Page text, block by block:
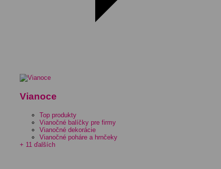
Vianoce
Top produkty
Vianočné balíčky pre firmy
Vianočné dekorácie
Vianočné poháre a hrnčeky
+ 11 ďalších